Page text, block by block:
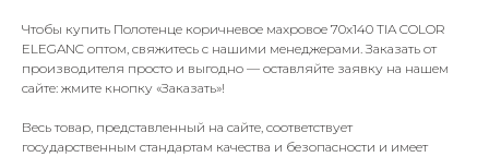
Чтобы купить Полотенце коричневое махровое 70х140 TIA COLOR
ELEGANC оптом, свяжитесь с нашими менеджерами. Заказать от
производителя просто и выгодно — оставляйте заявку на нашем
сайте: жмите кнопку «Заказать»!
Весь товар, представленный на сайте, соответствует
государственным стандартам качества и безопасности и имеет